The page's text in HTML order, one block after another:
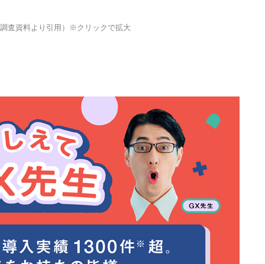
査資料より引用）※クリックで拡大